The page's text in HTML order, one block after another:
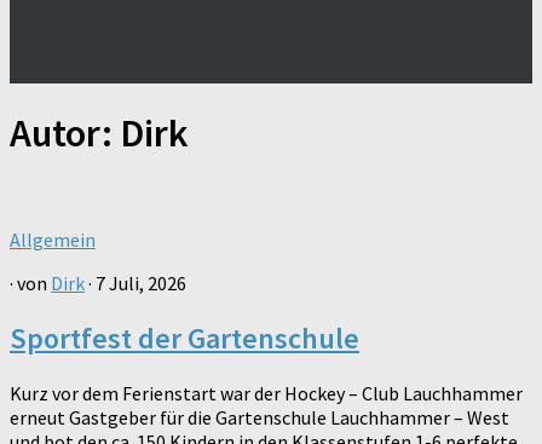
Autor: Dirk
Allgemein
· von Dirk· 7 Juli, 2026
Sportfest der Gartenschule
Kurz vor dem Ferienstart war der Hockey – Club Lauchhammer
erneut Gastgeber für die Gartenschule Lauchhammer – West